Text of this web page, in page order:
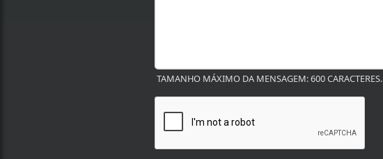
TAMANHO MÁXIMO DA MENSAGEM: 600 CARACTERES.